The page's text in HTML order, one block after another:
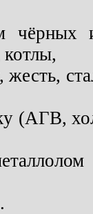
чёрных
жесть,
(АГВ,